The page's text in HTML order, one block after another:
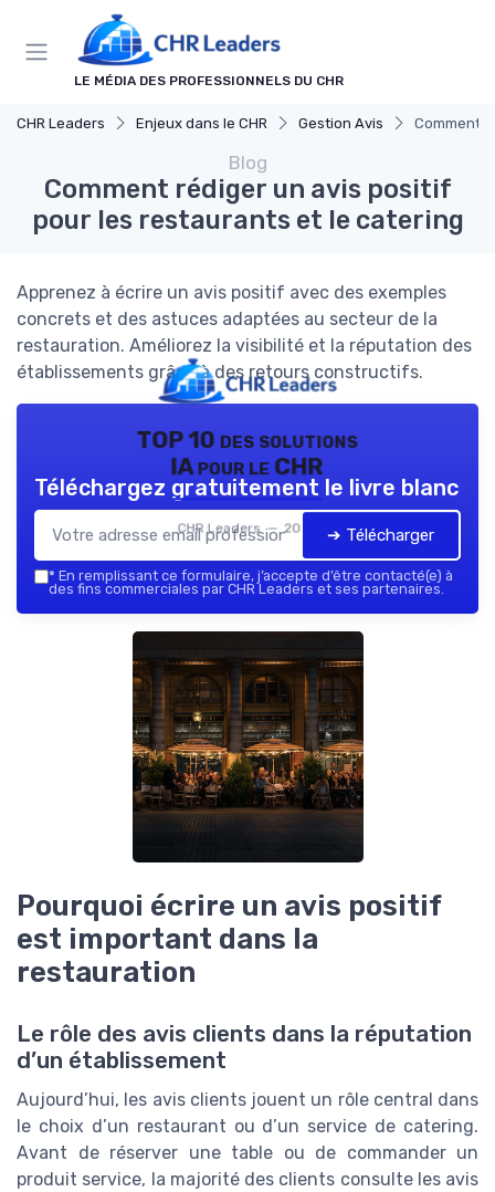
LE MÉDIA DES PROFESSIONNELS DU CHR
CHR Leaders Enjeux dans le CHR Gestion Avis Comment
Blog
Comment rédiger un avis positif
pour les restaurants et le catering
Apprenez à écrire un avis positif avec des exemples
concrets et des astuces adaptées au secteur de la
restauration. Améliorez la visibilité et la réputation des
établissements grâce à des retours constructifs.
TOP 10 des solutions
IA pour le CHR
CHR Leaders — 2026
Téléchargez gratuitement le livre blanc
➔ Télécharger
* En remplissant ce formulaire, j’accepte d’être contacté(e) à
des fins commerciales par CHR Leaders et ses partenaires.
Pourquoi écrire un avis positif
est important dans la
restauration
Le rôle des avis clients dans la réputation
d’un établissement
Aujourd’hui, les avis clients jouent un rôle central dans
le choix d’un restaurant ou d’un service de catering.
Avant de réserver une table ou de commander un
produit service, la majorité des clients consulte les avis
Panneau de gestion des cookies